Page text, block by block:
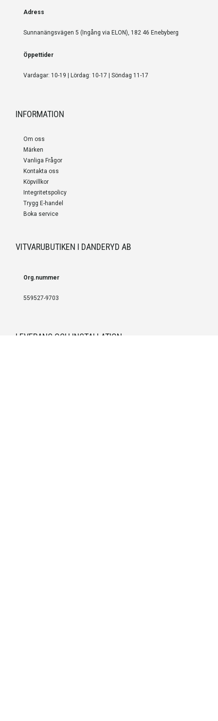
Adress
Sunnanängsvägen 5 (Ingång via ELON), 182 46 Enebyberg
Öppettider
Vardagar: 10-19 | Lördag: 10-17 | Söndag 11-17
INFORMATION
Om oss
Märken
Vanliga Frågor
Kontakta oss
Köpvillkor
Integritetspolicy
Trygg E-handel
Boka service
VITVARUBUTIKEN I DANDERYD AB
Org.nummer
559527-9703
LEVERANS OCH INSTALLATION